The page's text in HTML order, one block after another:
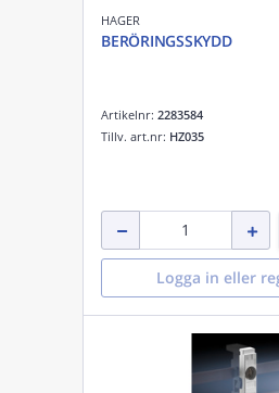
HAGER
BERÖRINGSSKYDD
Artikelnr: 2283584
Tillv. art.nr: HZ035
Logga in eller